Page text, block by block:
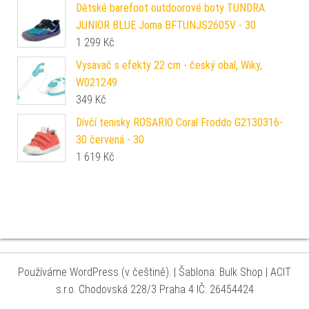
Dětské barefoot outdoorové boty TUNDRA
JUNIOR BLUE Joma BFTUNJS2605V - 30
1 299 Kč
Vysavač s efekty 22 cm - český obal, Wiky,
W021249
349 Kč
Dívčí tenisky ROSARIO Coral Froddo G2130316-
30 červená - 30
1 619 Kč
Používáme WordPress (v češtině). | Šablona: Bulk Shop | ACIT
s.r.o. Chodovská 228/3 Praha 4 IČ: 26454424